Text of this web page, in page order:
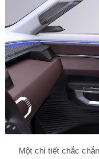
Một chi tiết chắc